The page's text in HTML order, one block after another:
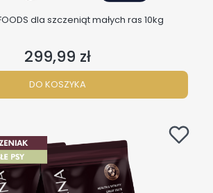
dla szczeniąt małych ras 10kg
Cena
299,99 zł
DO KOSZYKA